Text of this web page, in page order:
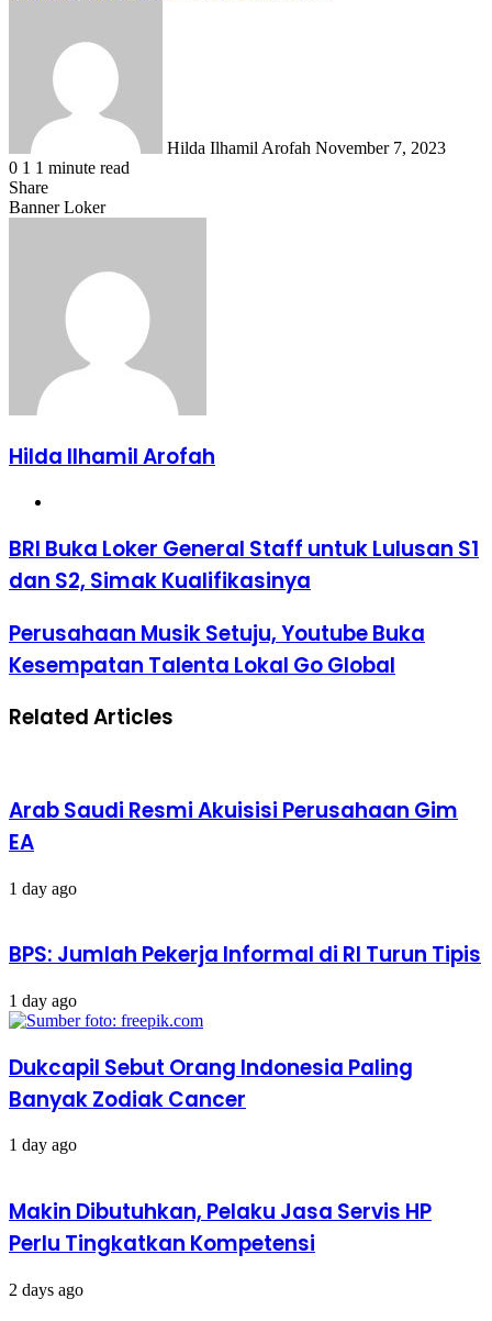
Hilda Ilhamil Arofah November 7, 2023
0 1 1 minute read
Share
Facebook
X
LinkedIn
WhatsApp
Share
Banner Loker
Hilda Ilhamil Arofah
BRI
Buka
Loker
untuk
Lulusan
S1
S2,
BRI Buka Loker General Staff untuk Lulusan S1
dan S2, Simak Kualifikasinya
Perusahaan
Musik
Setuju,
Buka
Kesempatan
Global
Perusahaan Musik Setuju, Youtube Buka
Kesempatan Talenta Lokal Go Global
Related Articles
Arab Saudi Resmi Akuisisi Perusahaan Gim
EA
1 day ago
BPS: Jumlah Pekerja Informal di RI Turun Tipis
1 day ago
Dukcapil Sebut Orang Indonesia Paling
Banyak Zodiak Cancer
1 day ago
Makin Dibutuhkan, Pelaku Jasa Servis HP
Perlu Tingkatkan Kompetensi
2 days ago